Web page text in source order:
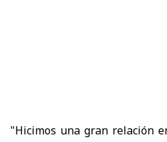
"Hicimos una gran relación